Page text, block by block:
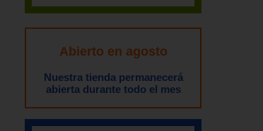
Abierto en agosto
Nuestra tienda permanecerá
abierta durante todo el mes